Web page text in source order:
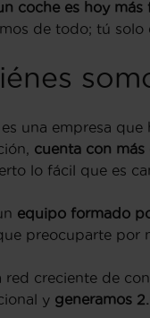
coche es hoy más
de todo; tú solo
una empresa
cuenta con
lo fácil que es
equipo formado
preocuparte por
red creciente de
y generamos